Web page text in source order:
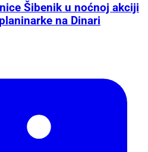
Šibenik u noćnoj akciji
na Dinari